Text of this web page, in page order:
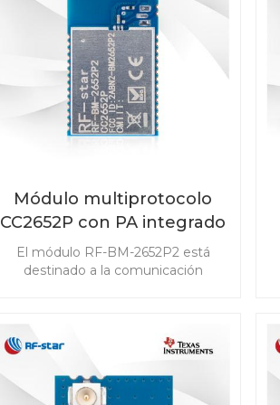
(PaaK) y sistemas de gestión de
baterías (BMS).
Módulo multiprotocolo
CC2652P con PA integrado
RF-BM-2652P2
El módulo RF-BM-2652P2 está
destinado a la comunicación
CC2652P admite Bluetooth 5.1 Low
802.15.4, objetos inteligentes
habilitados para IPv6 (6LoWPAN) y